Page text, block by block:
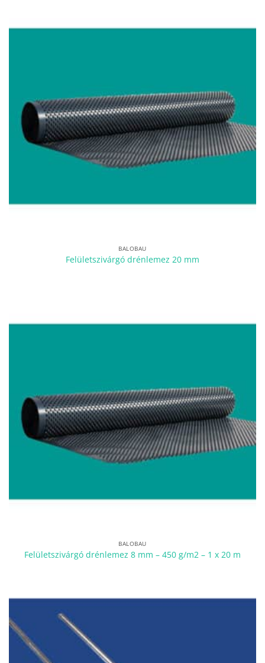
BALOBAU
Felületszivárgó drénlemez 20 mm
BALOBAU
Felületszivárgó drénlemez 8 mm – 450 g/m2 – 1 x 20 m